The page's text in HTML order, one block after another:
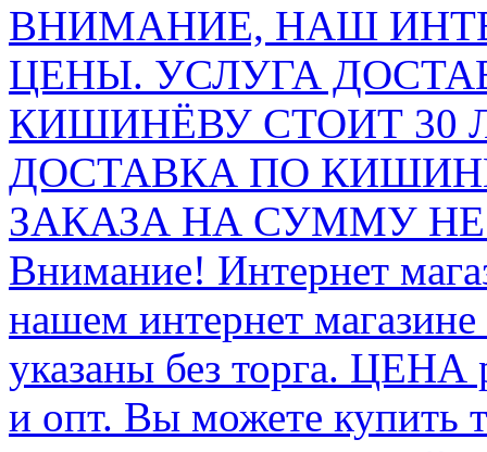
ВНИМАНИЕ, НАШ
ЦЕНЫ. УСЛУГА
КИШИНЁВУ СТОИТ 30
ДОСТАВКА ПО
ЗАКАЗА НА СУММУ НЕ
Внимание! Интернет
нашем интернет
указаны без торга.
и опт. Вы можете купить